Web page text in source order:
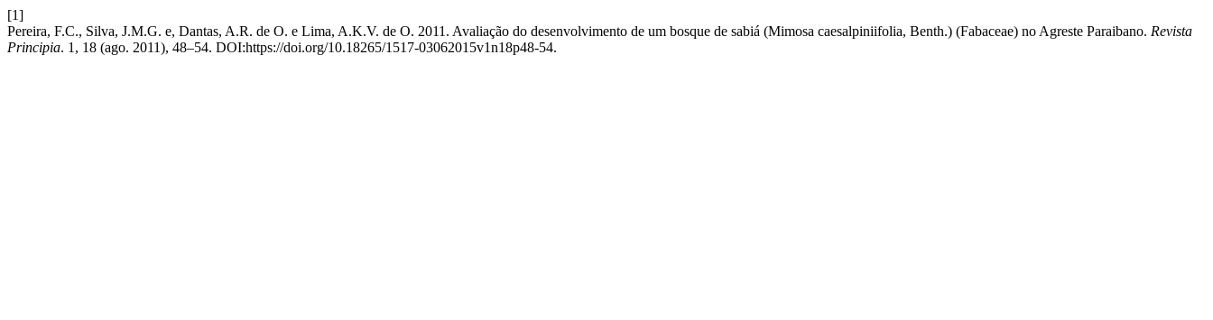
[1]
Pereira, F.C., Silva, J.M.G. e, Dantas, A.R. de O. e Lima, A.K.V. de O. 2011. Avaliação do desenvolvimento de um bosque de sabiá (Mimosa caesalpiniifolia, Benth.) (Fabaceae) no Agreste Paraibano. Revista
Principia. 1, 18 (ago. 2011), 48–54. DOI:https://doi.org/10.18265/1517-03062015v1n18p48-54.